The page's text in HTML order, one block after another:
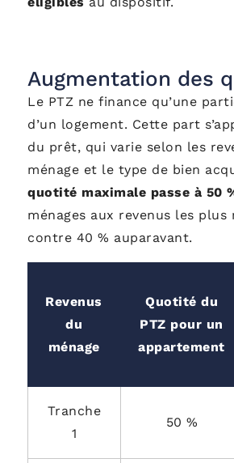
Augmentation des
Le PTZ ne finance qu’une
d’un logement. Cette part
du prêt, qui varie selon les
ménage et le type de bien
quotité maximale passe à 50
ménages aux revenus les plus
contre 40 % auparavant.
Revenus
du
ménage
Quotité du
PTZ pour un
appartement
Tranche
1
50 %